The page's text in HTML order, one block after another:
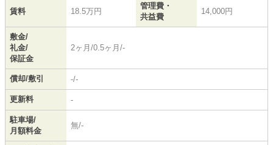
賃料 18.5万円
管理費・
共益費
14,000円
敷金/
礼金/
保証金
2ヶ月/0.5ヶ月/-
償却/敷引 -/-
更新料 -
駐車場/
月額料金
無/-